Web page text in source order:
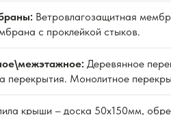
Ветровлагозащитная
с проклейкой стыков.
Деревянное
перекрытия. Монолитное
крыши – доска 50х150мм,